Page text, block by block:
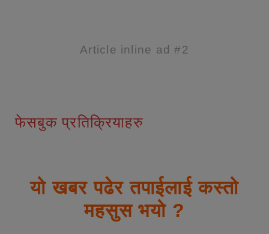
Article inline ad #2
फेसबुक प्रतिक्रियाहरु
यो खबर पढेर तपाईलाई कस्तो
महसुस भयो ?